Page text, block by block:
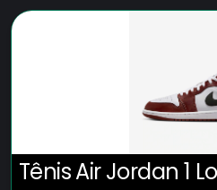
Tênis Air Jordan 1